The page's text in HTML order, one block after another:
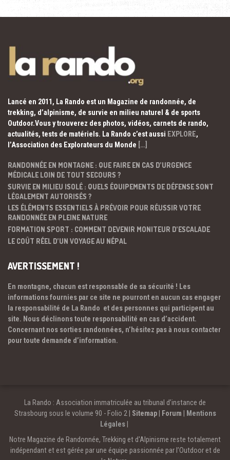
Lancé en 2011, La Rando est un Magazine de randonnée, de
trekking, d’alpinisme, de survie en milieu naturel & de sports
Outdoor.Vous y trouverez des photos, vidéos, carnets de rando,
actualités, tests de matériels. La Rando c’est aussi EXPLORE,
l’Association des Explorateurs du Monde […]
RANDONNÉE EN MONTAGNE : QUE FAIRE EN CAS D’URGENCE
MÉDICALE LOIN DE TOUT SECOURS ?
SURVIE EN MILIEU ISOLÉ : QUELS ÉQUIPEMENTS DE DÉFENSE SONT
LÉGALEMENT AUTORISÉS ?
LES ÉLÉMENTS ESSENTIELS À PRÉVOIR POUR RÉUSSIR VOTRE
RANDONNÉE EN PLEINE NATURE
FORMATION SPORT : COMMENT DEVENIR MONITEUR D’ESCALADE
LE COÛT RÉEL D’UN VOYAGE AU NÉPAL
AVERTISSEMENT !
En montagne, chacun est responsable de sa sécurité ! Les
informations fournies par ce site ne pourront en aucun cas engager
la responsabilité de La Rando et des personnes qui participent au
site. Nous déclinons toute responsabilité en cas d’accident.
Concernant nos sorties randonnées, n’hésitez pas à nous contacter
pour toute demande d’information.
La Rando : Association immatriculée au tribunal d’instance de
Strasbourg sous le volume 90 - Folio 2 | Sitemap| Forum
Mentions
Légales
Notre Magazine de Randonnée, Trekking et d'Alpinisme reste totalement
indépendant et est gérée par une équipe passionnée par l’Outdoor et de